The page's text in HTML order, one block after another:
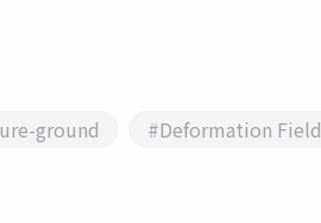
ground
#Deformation Field